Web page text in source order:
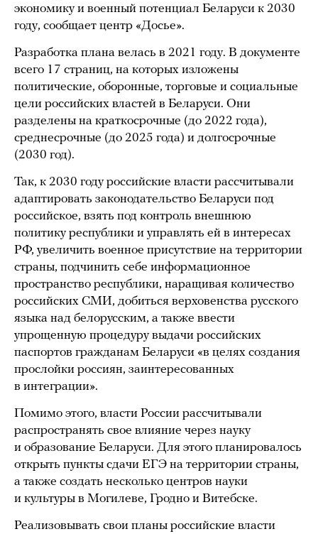
экономику и военный потенциал Беларуси к 2030
году, сообщает центр «Досье».
Разработка плана велась в 2021 году. В документе
всего 17 страниц, на которых изложены
политические, оборонные, торговые и социальные
цели российских властей в Беларуси. Они
разделены на краткосрочные (до 2022 года),
среднесрочные (до 2025 года) и долгосрочные
(2030 год).
Так, к 2030 году российские власти рассчитывали
адаптировать законодательство Беларуси под
российское, взять под контроль внешнюю
политику республики и управлять ей в интересах
РФ, увеличить военное присутствие на территории
страны, подчинить себе информационное
пространство республики, наращивая количество
российских СМИ, добиться верховенства русского
языка над белорусским, а также ввести
упрощенную процедуру выдачи российских
паспортов гражданам Беларуси «в целях создания
прослойки россиян, заинтересованных
в интеграции».
Помимо этого, власти России рассчитывали
распространять свое влияние через науку
и образование Беларуси. Для этого планировалось
открыть пункты сдачи ЕГЭ на территории страны,
а также создать несколько центров науки
и культуры в Могилеве, Гродно и Витебске.
Реализовывать свои планы российские власти